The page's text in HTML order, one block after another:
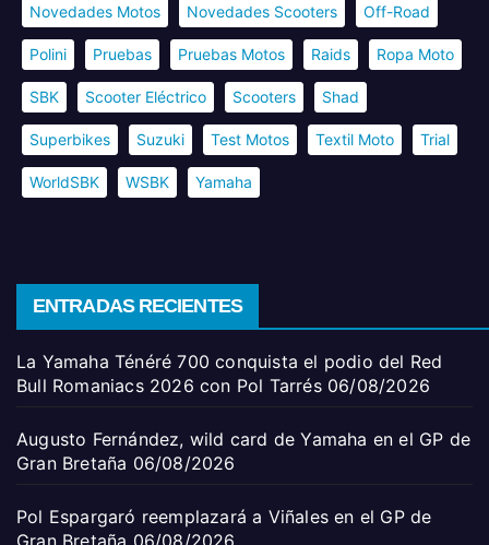
Novedades Motos Novedades Scooters Off-Road
Polini Pruebas Pruebas Motos Raids Ropa Moto
SBK Scooter Eléctrico Scooters Shad
Superbikes Suzuki Test Motos Textil Moto Trial
WorldSBK WSBK Yamaha
ENTRADAS RECIENTES
La Yamaha Ténéré 700 conquista el podio del Red
Bull Romaniacs 2026 con Pol Tarrés 06/08/2026
Augusto Fernández, wild card de Yamaha en el GP de
Gran Bretaña 06/08/2026
Pol Espargaró reemplazará a Viñales en el GP de
Gran Bretaña 06/08/2026